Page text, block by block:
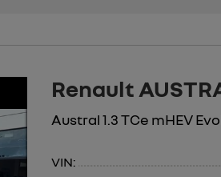
Renault
Austral 1.3 TCe mHEV
VIN: